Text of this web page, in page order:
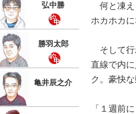
何と凍え
ホカホカ
そして行
直線で内
ク。豪快
「１週前
弘中勝
勝羽太郎
亀井辰之介